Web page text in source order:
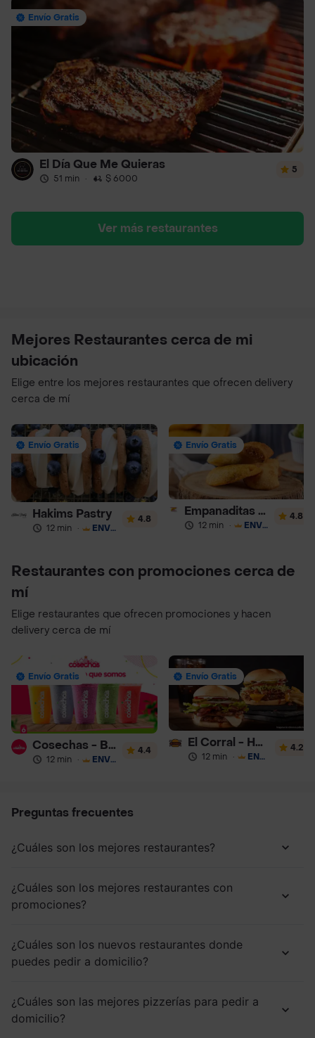
Envío Gratis
El Día Que Me Quieras
51 min · $ 6000
5
Ver más restaurantes
Mejores Restaurantes cerca de mi
ubicación
Elige entre los mejores restaurantes que ofrecen delivery
cerca de mí
Envío Gratis
Hakims Pastry
12 min · ENVÍO GRATIS
4.8
Envío Gratis
Empanaditas de Pipian - Empanadas
12 min · ENVÍO GRATIS
4.8
Restaurantes con promociones cerca de
mí
Elige restaurantes que ofrecen promociones y hacen
delivery cerca de mí
Envío Gratis
Cosechas - Batidos
12 min · ENVÍO GRATIS
4.4
Envío Gratis
El Corral - Hamburguesa
12 min · ENVÍO GRATIS
4.2
Preguntas frecuentes
¿Cuáles son los mejores restaurantes?
¿Cuáles son los mejores restaurantes con
promociones?
¿Cuáles son los nuevos restaurantes donde
puedes pedir a domicilio?
¿Cuáles son las mejores pizzerías para pedir a
domicilio?